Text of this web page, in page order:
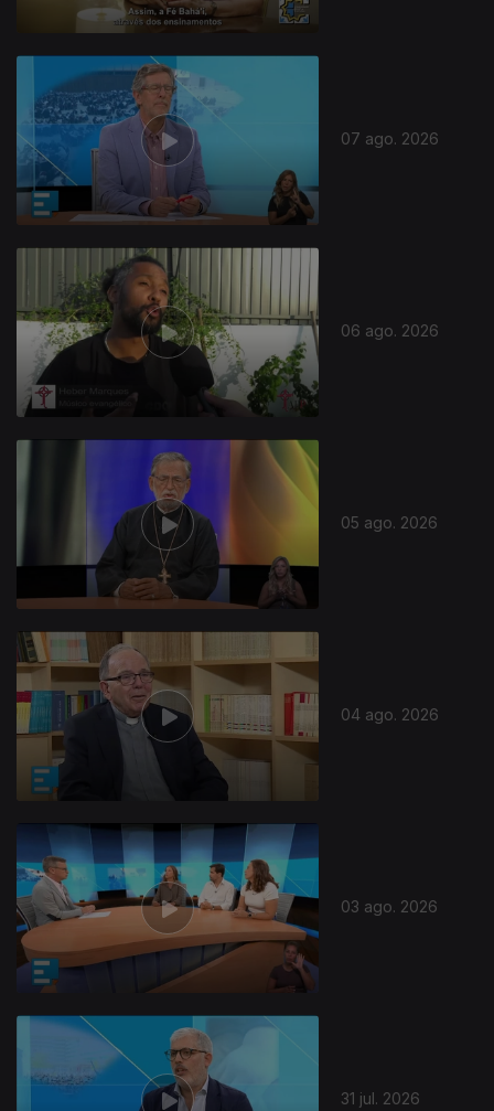
07 ago. 2026
06 ago. 2026
05 ago. 2026
04 ago. 2026
03 ago. 2026
31 jul. 2026